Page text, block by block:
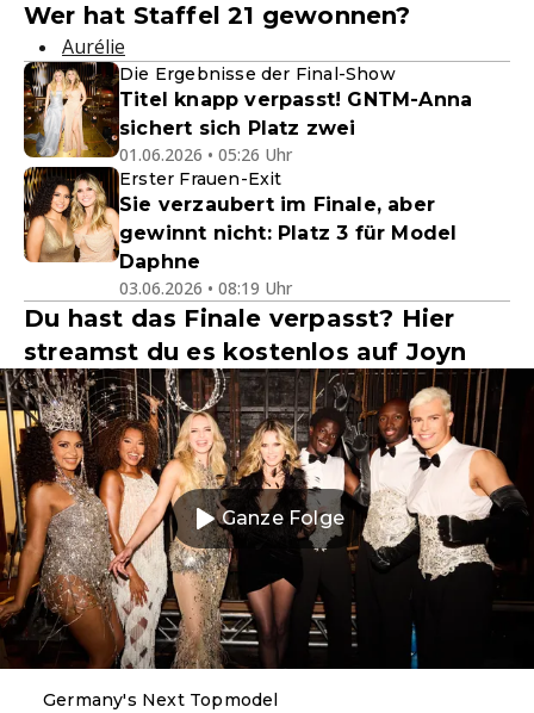
Wer hat Staffel 21 gewonnen?
Aurélie
Die Ergebnisse der Final-Show
Titel knapp verpasst! GNTM-Anna
sichert sich Platz zwei
01.06.2026 • 05:26 Uhr
Erster Frauen-Exit
Sie verzaubert im Finale, aber
gewinnt nicht: Platz 3 für Model
Daphne
03.06.2026 • 08:19 Uhr
Du hast das Finale verpasst? Hier
streamst du es kostenlos auf Joyn
Ganze Folge
Germany's Next Topmodel